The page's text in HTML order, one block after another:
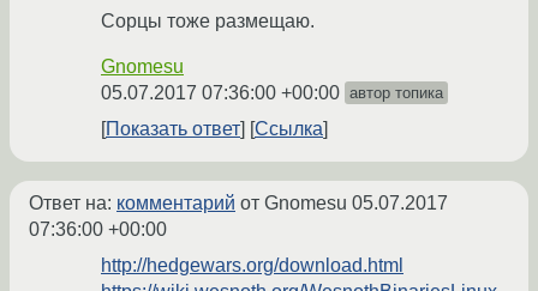
Сорцы тоже размещаю.
Gnomesu
05.07.2017 07:36:00 +00:00 автор топика
Показать ответ Ссылка
Ответ на: комментарий от Gnomesu 05.07.2017
07:36:00 +00:00
http://hedgewars.org/download.html